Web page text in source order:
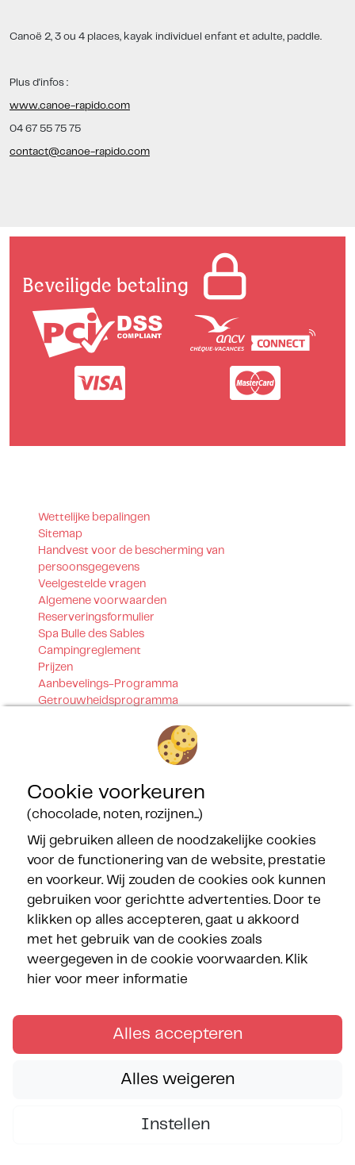
Canoë 2, 3 ou 4 places, kayak individuel enfant et adulte, paddle.
Plus d'infos :
www.canoe-rapido.com
04 67 55 75 75
contact@canoe-rapido.com
Beveiligde betaling
Wettelijke bepalingen
Sitemap
Handvest voor de bescherming van
persoonsgegevens
Veelgestelde vragen
Algemene voorwaarden
Reserveringsformulier
Spa Bulle des Sables
Campingreglement
Prijzen
Aanbevelings-Programma
Getrouwheidsprogramma
Onze certificeringen
Onze partners
Copyright © Les Méditerranées juni 2026 — All rights
Volg de Méditerranées
Cookie voorkeuren
(chocolade, noten, rozijnen...)
Wij gebruiken alleen de noodzakelijke cookies
voor de functionering van de website, prestatie
en voorkeur. Wij zouden de cookies ook kunnen
gebruiken voor gerichtte advertenties. Door te
klikken op alles accepteren, gaat u akkoord
met het gebruik van de cookies zoals
weergegeven in de cookie voorwaarden. Klik
hier voor meer informatie
Alles accepteren
Alles weigeren
Instellen